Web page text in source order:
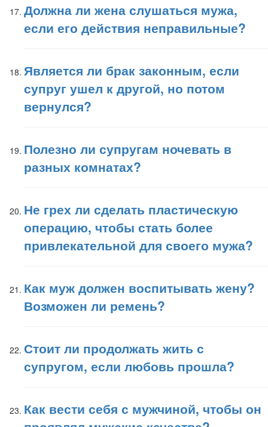
Должна ли жена слушаться мужа,
если его действия неправильные?
Является ли брак законным, если
супруг ушел к другой, но потом
вернулся?
Полезно ли супругам ночевать в
разных комнатах?
Не грех ли сделать пластическую
операцию, чтобы стать более
привлекательной для своего мужа?
Как муж должен воспитывать жену?
Возможен ли ремень?
Стоит ли продолжать жить с
супругом, если любовь прошла?
Как вести себя с мужчиной, чтобы он